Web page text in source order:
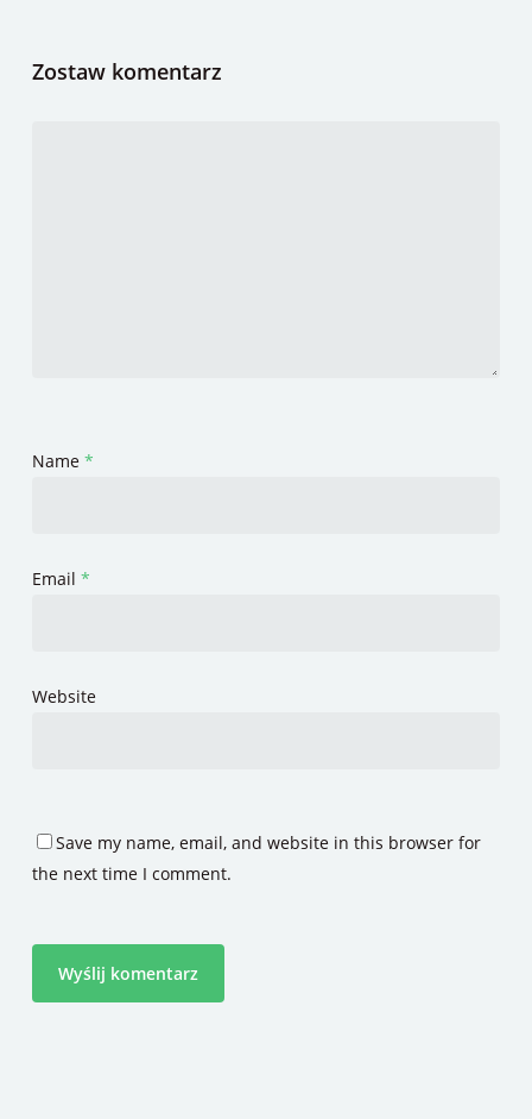
Zostaw komentarz
Name *
Email *
Website
Save my name, email, and website in this browser for
the next time I comment.